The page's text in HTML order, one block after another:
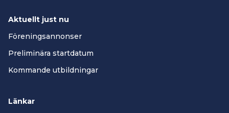
Aktuellt just nu
Föreningsannonser
Preliminära startdatum
Kommande utbildningar
Länkar